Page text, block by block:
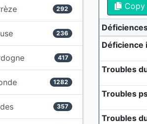
292
236
417
1282
357
Copy
Déficience
Troubles
Troubles
Troubles